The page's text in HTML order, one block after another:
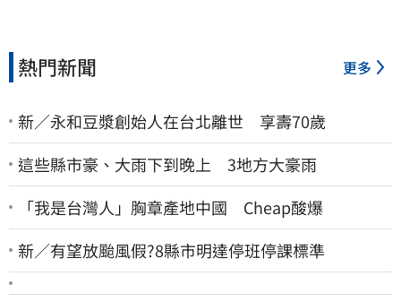
熱門新聞 更多
新／永和豆漿創始人在台北離世 享壽70歲
這些縣市豪、大雨下到晚上 3地方大豪雨
「我是台灣人」胸章產地中國 Cheap酸爆
新／有望放颱風假?8縣市明達停班停課標準